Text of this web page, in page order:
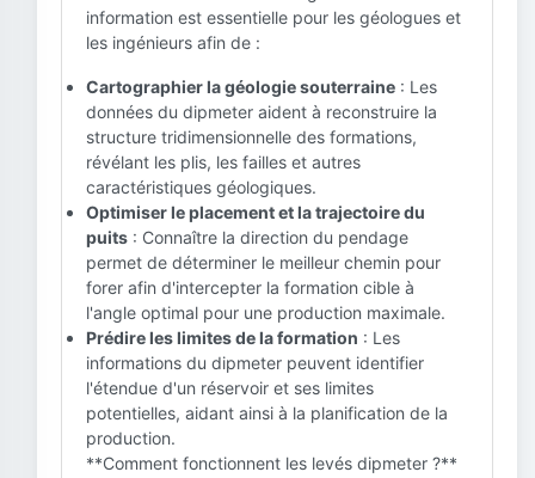
information est essentielle pour les géologues et
les ingénieurs afin de :
Cartographier la géologie souterraine : Les
données du dipmeter aident à reconstruire la
structure tridimensionnelle des formations,
révélant les plis, les failles et autres
caractéristiques géologiques.
Optimiser le placement et la trajectoire du
puits : Connaître la direction du pendage
permet de déterminer le meilleur chemin pour
forer afin d'intercepter la formation cible à
l'angle optimal pour une production maximale.
Prédire les limites de la formation : Les
informations du dipmeter peuvent identifier
l'étendue d'un réservoir et ses limites
potentielles, aidant ainsi à la planification de la
production.
**Comment fonctionnent les levés dipmeter ?**